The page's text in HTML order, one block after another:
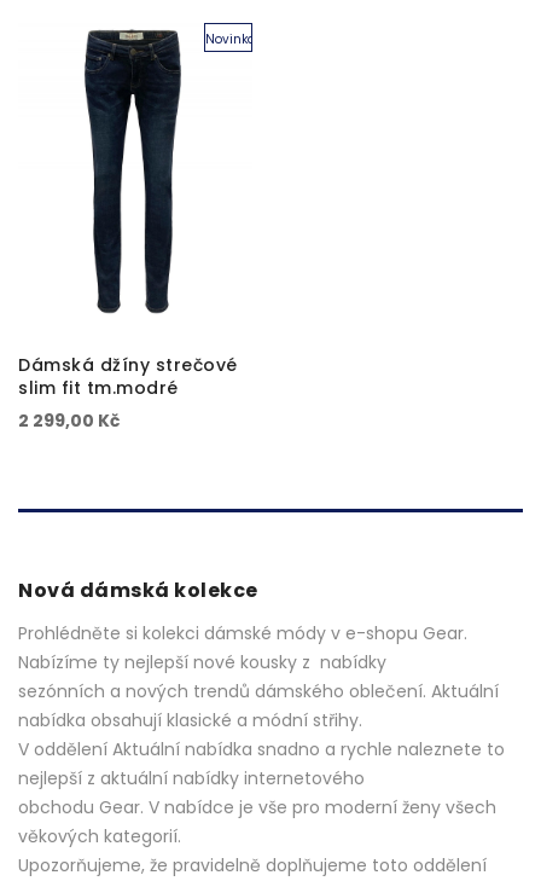
Novinka
Dámská džíny strečové
slim fit tm.modré
2 299,00 Kč
Nová dámská kolekce
Prohlédněte si kolekci dámské módy v e-shopu Gear.
Nabízíme ty nejlepší nové kousky z nabídky
sezónních a nových trendů dámského oblečení. Aktuální
nabídka obsahují klasické a módní střihy.
V oddělení Aktuální nabídka snadno a rychle naleznete to
nejlepší z aktuální nabídky internetového
obchodu Gear. V nabídce je vše pro moderní ženy všech
věkových kategorií.
Upozorňujeme, že pravidelně doplňujeme toto oddělení